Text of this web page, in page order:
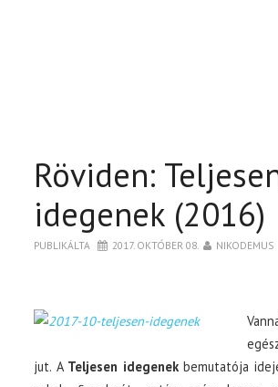
Röviden:
idegenek (2016)
PUBLIKÁLTA 2017. OKTÓBER 08. NIKODEMUS
jut. A Teljesen idegenekbemutatója